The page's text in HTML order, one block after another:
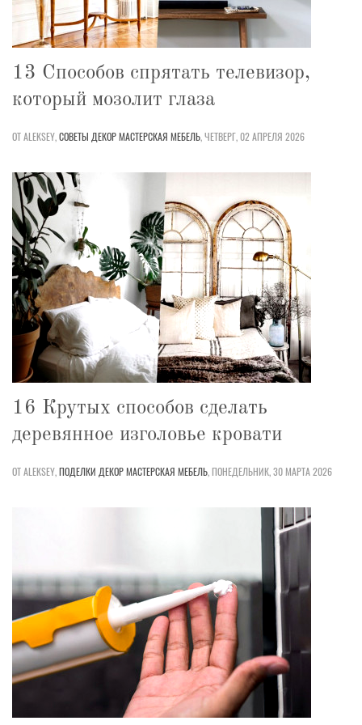
13 Способов спрятать телевизор,
который мозолит глаза
ОТ ALEKSEY,СОВЕТЫ ДЕКОРМАСТЕРСКАЯ МЕБЕЛЬ,ЧЕТВЕРГ, 02 АПРЕЛЯ 2026
16 Крутых способов сделать
деревянное изголовье кровати
ОТ ALEKSEY,ПОДЕЛКИ ДЕКОРМАСТЕРСКАЯ МЕБЕЛЬ,ПОНЕДЕЛЬНИК, 30 МАРТА 2026